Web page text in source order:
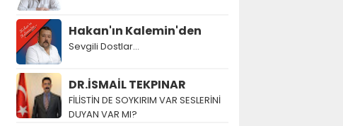
Hakan'ın Kalemin'den
Sevgili Dostlar...
DR.İSMAİL TEKPINAR
FİLİSTİN DE SOYKIRIM VAR SESLERİNİ
DUYAN VAR MI?